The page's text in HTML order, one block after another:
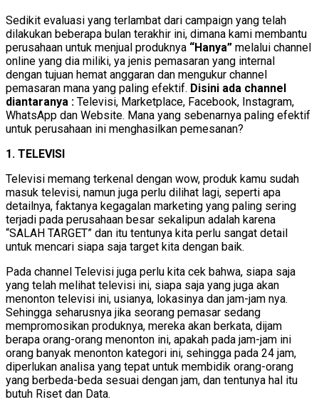
Sedikit evaluasi yang terlambat dari campaign yang telah
dilakukan beberapa bulan terakhir ini, dimana kami membantu
perusahaan untuk menjual produknya “Hanya” melalui channel
online yang dia miliki, ya jenis pemasaran yang internal
dengan tujuan hemat anggaran dan mengukur channel
pemasaran mana yang paling efektif. Disini ada channel
diantaranya : Televisi, Marketplace, Facebook, Instagram,
WhatsApp dan Website. Mana yang sebenarnya paling efektif
untuk perusahaan ini menghasilkan pemesanan?
1. TELEVISI
Televisi memang terkenal dengan wow, produk kamu sudah
masuk televisi, namun juga perlu dilihat lagi, seperti apa
detailnya, faktanya kegagalan marketing yang paling sering
terjadi pada perusahaan besar sekalipun adalah karena
“SALAH TARGET” dan itu tentunya kita perlu sangat detail
untuk mencari siapa saja target kita dengan baik.
Pada channel Televisi juga perlu kita cek bahwa, siapa saja
yang telah melihat televisi ini, siapa saja yang juga akan
menonton televisi ini, usianya, lokasinya dan jam-jam nya.
Sehingga seharusnya jika seorang pemasar sedang
mempromosikan produknya, mereka akan berkata, dijam
berapa orang-orang menonton ini, apakah pada jam-jam ini
orang banyak menonton kategori ini, sehingga pada 24 jam,
diperlukan analisa yang tepat untuk membidik orang-orang
yang berbeda-beda sesuai dengan jam, dan tentunya hal itu
butuh Riset dan Data.